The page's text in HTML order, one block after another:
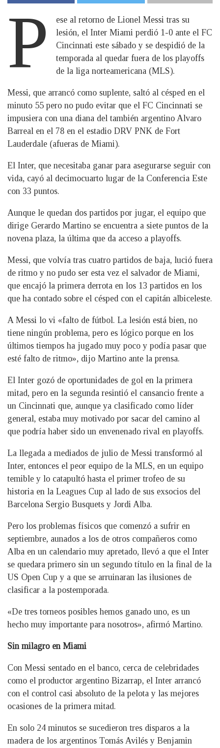
P
ese al retorno de Lionel Messi tras su
lesión, el Inter Miami perdió 1-0 ante el FC
Cincinnati este sábado y se despidió de la
temporada al quedar fuera de los playoffs
de la liga norteamericana (MLS).
Messi, que arrancó como suplente, saltó al césped en el
minuto 55 pero no pudo evitar que el FC Cincinnati se
impusiera con una diana del también argentino Alvaro
Barreal en el 78 en el estadio DRV PNK de Fort
Lauderdale (afueras de Miami).
El Inter, que necesitaba ganar para asegurarse seguir con
vida, cayó al decimocuarto lugar de la Conferencia Este
con 33 puntos.
Aunque le quedan dos partidos por jugar, el equipo que
dirige Gerardo Martino se encuentra a siete puntos de la
novena plaza, la última que da acceso a playoffs.
Messi, que volvía tras cuatro partidos de baja, lució fuera
de ritmo y no pudo ser esta vez el salvador de Miami,
que encajó la primera derrota en los 13 partidos en los
que ha contado sobre el césped con el capitán albiceleste.
A Messi lo vi «falto de fútbol. La lesión está bien, no
tiene ningún problema, pero es lógico porque en los
últimos tiempos ha jugado muy poco y podía pasar que
esté falto de ritmo», dijo Martino ante la prensa.
El Inter gozó de oportunidades de gol en la primera
mitad, pero en la segunda resintió el cansancio frente a
un Cincinnati que, aunque ya clasificado como líder
general, estaba muy motivado por sacar del camino al
que podría haber sido un envenenado rival en playoffs.
La llegada a mediados de julio de Messi transformó al
Inter, entonces el peor equipo de la MLS, en un equipo
temible y lo catapultó hasta el primer trofeo de su
historia en la Leagues Cup al lado de sus exsocios del
Barcelona Sergio Busquets y Jordi Alba.
Pero los problemas físicos que comenzó a sufrir en
septiembre, aunados a los de otros compañeros como
Alba en un calendario muy apretado, llevó a que el Inter
se quedara primero sin un segundo título en la final de la
US Open Cup y a que se arruinaran las ilusiones de
clasificar a la postemporada.
«De tres torneos posibles hemos ganado uno, es un
hecho muy importante para nosotros», afirmó Martino.
Sin milagro en Miami
Con Messi sentado en el banco, cerca de celebridades
como el productor argentino Bizarrap, el Inter arrancó
con el control casi absoluto de la pelota y las mejores
ocasiones de la primera mitad.
En solo 24 minutos se sucedieron tres disparos a la
madera de los argentinos Tomás Avilés y Benjamin